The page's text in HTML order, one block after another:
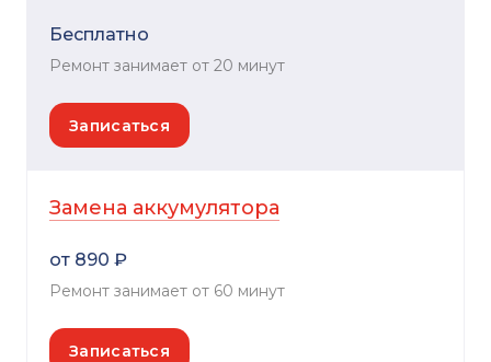
Бесплатно
Ремонт занимает от 20 минут
Записаться
Замена аккумулятора
от 890 ₽
Ремонт занимает от 60 минут
Записаться